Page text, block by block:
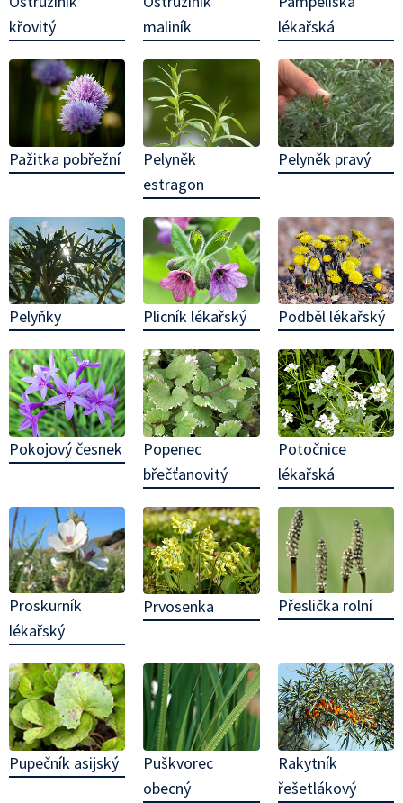
křovitý
maliník
lékařská
Pažitka pobřežní
Pelyněk
estragon
Pelyněk pravý
Pelyňky Plicník lékařský Podběl lékařský
Pokojový česnek
Popenec
břečťanovitý
Potočnice
lékařská
Proskurník
lékařský
Prvosenka Přeslička rolní
Pupečník asijský
Puškvorec
obecný
Rakytník
řešetlákový